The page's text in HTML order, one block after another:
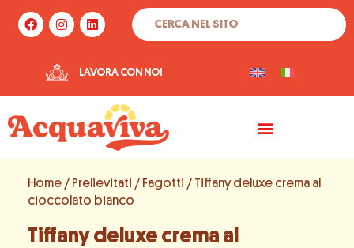
F
a
I
n
a
g
L
i
e
Cerca
LAVORA CON NOI
Home /Prelievitati /Fagotti / Tiffany deluxe crema al
cioccolato bianco
Tiffany deluxe crema al